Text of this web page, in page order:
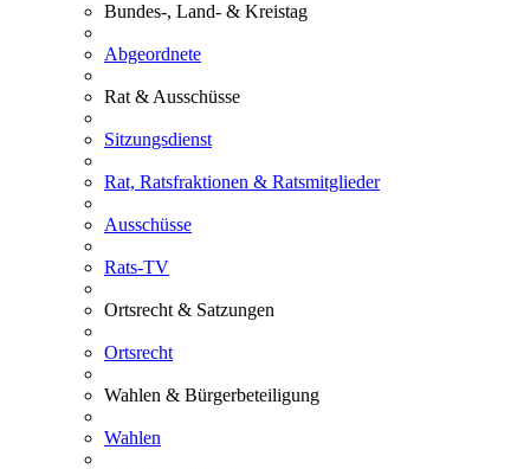
Bundes-, Land- & Kreistag
Abgeordnete
Rat & Ausschüsse
Sitzungsdienst
Rat, Ratsfraktionen & Ratsmitglieder
Ausschüsse
Rats-TV
Ortsrecht & Satzungen
Ortsrecht
Wahlen & Bürgerbeteiligung
Wahlen